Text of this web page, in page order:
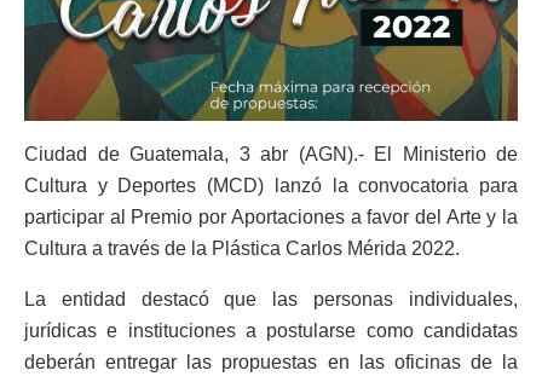
Ciudad de Guatemala, 3 abr (AGN).- El Ministerio de
Cultura y Deportes (MCD) lanzó la convocatoria para
participar al Premio por Aportaciones a favor del Arte y la
Cultura a través de la Plástica Carlos Mérida 2022.
La entidad destacó que las personas individuales,
jurídicas e instituciones a postularse como candidatas
deberán entregar las propuestas en las oficinas de la